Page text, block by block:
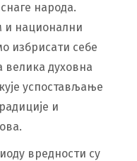
народа.
и национални
избрисати себе
велика духовна
успостављање
и
вредности су